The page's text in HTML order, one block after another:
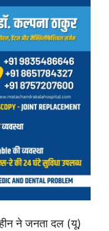
ने जनता दल (यू)